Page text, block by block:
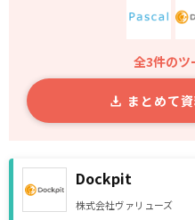
全3件のツ
まとめて
Dockpit
株式会社ヴァリューズ